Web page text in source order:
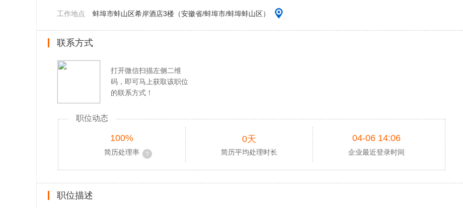
工作地点 蚌埠市蚌山区希岸酒店3楼（安徽省/蚌埠市/蚌埠蚌山区）
联系方式
打开微信扫描左侧二维
码，即可马上获取该职位
的联系方式！
职位动态
100%
简历处理率
0天
简历平均处理时长
04-06 14:06
企业最近登录时间
职位描述